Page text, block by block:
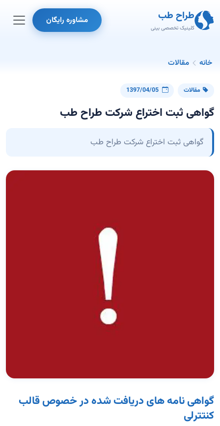
طراح طب
کلینیک تخصصی بینی
مشاوره رایگان
خانه مقالات
مقالات 1397/04/05
گواهی ثبت اختراع شرکت طراح طب
گواهی ثبت اختراع شرکت طراح طب
گواهی نامه های دریافت شده در خصوص قالب
کنتترلی